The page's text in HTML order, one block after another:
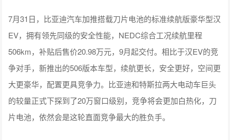
7月31日，比亚迪汽车加推搭载刀片电池的标准续航版豪华型汉
EV，拥有领先同级的安全性能，NEDC综合工况续航里程
506km，补贴后售价20.98万元，9月起交付。相比于汉EV的竞
争对手，新推出的506版本车型，续航更长，安全更好，空间更
大更豪华，配置更具竞争力。比亚迪和特斯拉两大电动车巨头
的较量正式下探到了20万窗口级别，竞争将会更加白热化，刀
片电池，依然会是这轮直面竞争最大的胜负手。